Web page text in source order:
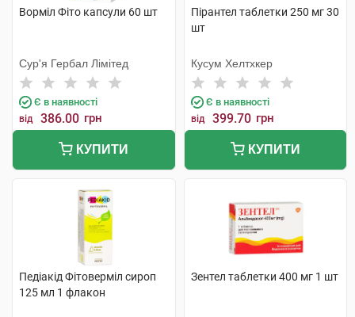
Ворміл Фіто капсули 60 шт
Сур'я Гербал Лімітед
Є в наявності
від 386.00 грн
КУПИТИ
Пірантел таблетки 250 мг 30
шт
Кусум Хелтхкер
Є в наявності
від 399.70 грн
КУПИТИ
Педіакід Фітоверміл сироп
125 мл 1 флакон
Зентел таблетки 400 мг 1 шт